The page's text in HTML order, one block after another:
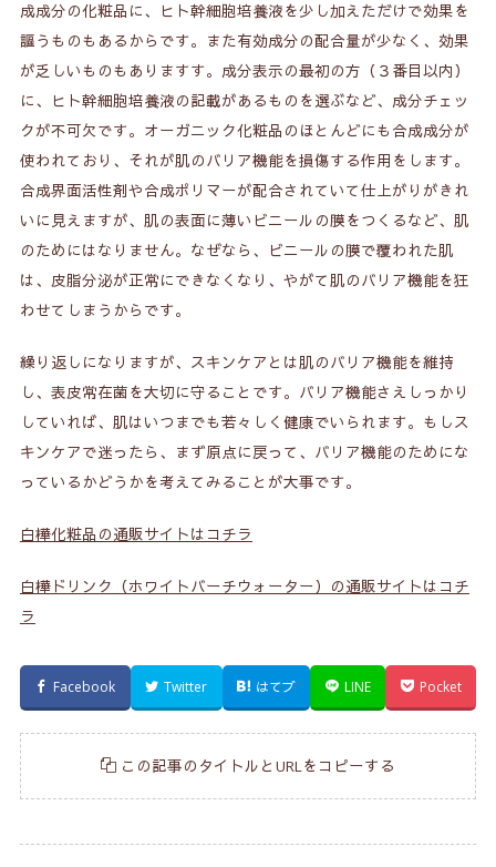
成成分の化粧品に、ヒト幹細胞培養液を少し加えただけで効果を
謳うものもあるからです。また有効成分の配合量が少なく、効果
が乏しいものもありますす。成分表示の最初の方（３番目以内）
に、ヒト幹細胞培養液の記載があるものを選ぶなど、成分チェッ
クが不可欠です。オーガニック化粧品のほとんどにも合成成分が
使われており、それが肌のバリア機能を損傷する作用をします。
合成界面活性剤や合成ポリマーが配合されていて仕上がりがきれ
いに見えますが、肌の表面に薄いビニールの膜をつくるなど、肌
のためにはなりません。なぜなら、ビニールの膜で覆われた肌
は、皮脂分泌が正常にできなくなり、やがて肌のバリア機能を狂
わせてしまうからです。
繰り返しになりますが、スキンケアとは肌のバリア機能を維持
し、表皮常在菌を大切に守ることです。バリア機能さえしっかり
していれば、肌はいつまでも若々しく健康でいられます。もしス
キンケアで迷ったら、まず原点に戻って、バリア機能のためにな
っているかどうかを考えてみることが大事です。
白樺化粧品の通販サイトはコチラ
白樺ドリンク（ホワイトバーチウォーター）の通販サイトはコチ
ラ
Facebook Twitter はてブ LINE Pocket
この記事のタイトルとURLをコピーする